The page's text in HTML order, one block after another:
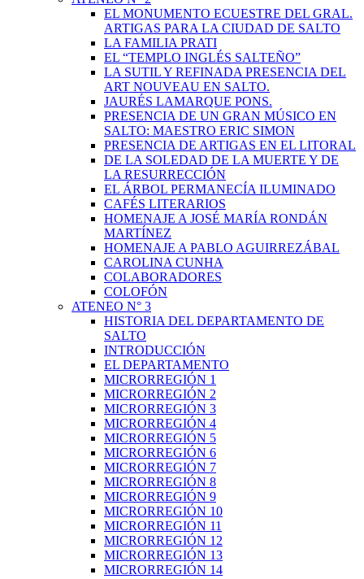
EL MONUMENTO ECUESTRE DEL GRAL.
ARTIGAS PARA LA CIUDAD DE SALTO
LA FAMILIA PRATI
EL “TEMPLO INGLÉS SALTEÑO”
LA SUTIL Y REFINADA PRESENCIA DEL
ART NOUVEAU EN SALTO.
JAURÉS LAMARQUE PONS.
PRESENCIA DE UN GRAN MÚSICO EN
SALTO: MAESTRO ERIC SIMON
PRESENCIA DE ARTIGAS EN EL LITORAL
DE LA SOLEDAD DE LA MUERTE Y DE
LA RESURRECCIÓN
EL ÁRBOL PERMANECÍA ILUMINADO
CAFÉS LITERARIOS
HOMENAJE A JOSÉ MARÍA RONDÁN
MARTÍNEZ
HOMENAJE A PABLO AGUIRREZÁBAL
CAROLINA CUNHA
COLABORADORES
COLOFÓN
ATENEO N° 3
HISTORIA DEL DEPARTAMENTO DE
SALTO
INTRODUCCIÓN
EL DEPARTAMENTO
MICRORREGIÓN 1
MICRORREGIÓN 2
MICRORREGIÓN 3
MICRORREGIÓN 4
MICRORREGIÓN 5
MICRORREGIÓN 6
MICRORREGIÓN 7
MICRORREGIÓN 8
MICRORREGIÓN 9
MICRORREGIÓN 10
MICRORREGIÓN 11
MICRORREGIÓN 12
MICRORREGIÓN 13
MICRORREGIÓN 14